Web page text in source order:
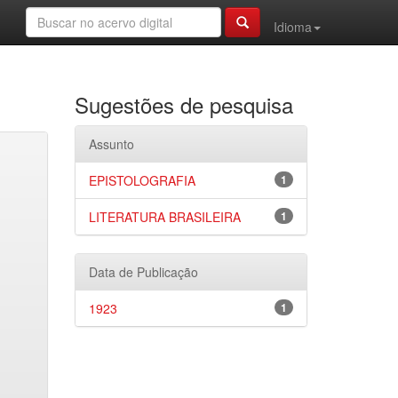
Idioma
Sugestões de pesquisa
Assunto
1
EPISTOLOGRAFIA
1
LITERATURA BRASILEIRA
Data de Publicação
1
1923